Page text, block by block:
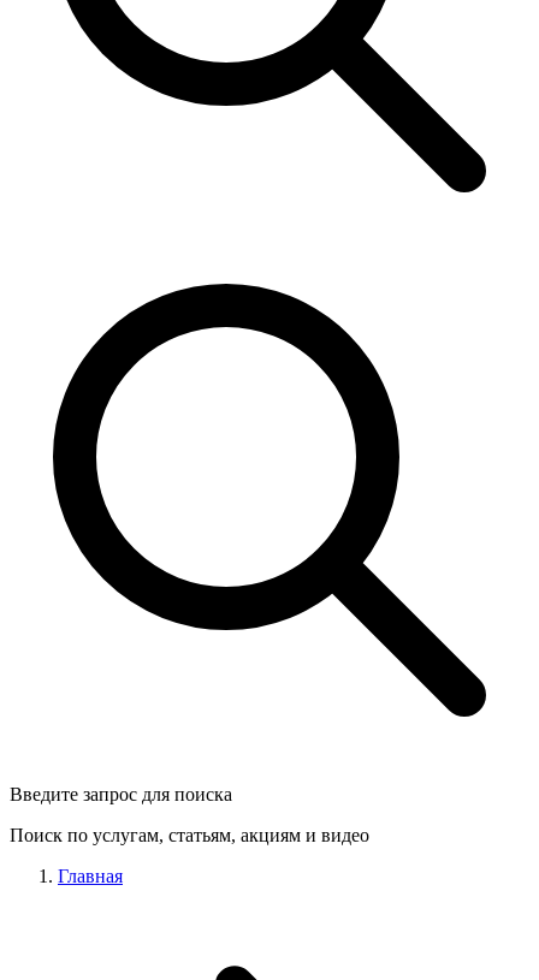
Введите запрос для поиска
Поиск по услугам, статьям, акциям и видео
Главная